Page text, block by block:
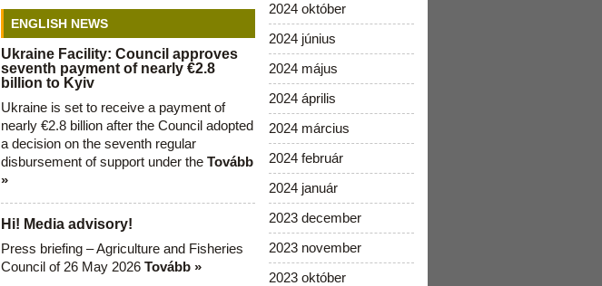
ENGLISH NEWS
Ukraine Facility: Council approves
seventh payment of nearly €2.8
billion to Kyiv
Ukraine is set to receive a payment of
nearly €2.8 billion after the Council adopted
a decision on the seventh regular
disbursement of support under the Tovább
»
Hi! Media advisory!
Press briefing – Agriculture and Fisheries
Council of 26 May 2026 Tovább »
2024 október
2024 június
2024 május
2024 április
2024 március
2024 február
2024 január
2023 december
2023 november
2023 október